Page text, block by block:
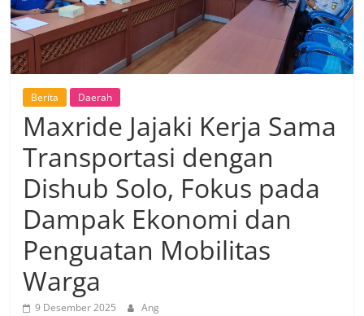
Berita Daerah
Maxride Jajaki Kerja Sama
Transportasi dengan
Dishub Solo, Fokus pada
Dampak Ekonomi dan
Penguatan Mobilitas
Warga
9 Desember 2025 Ang